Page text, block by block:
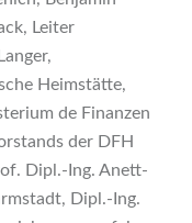
Leiter
Heimstätte,
de Finanzen
der DFH
Dipl.-Ing. Anett-
Dipl.-Ing.